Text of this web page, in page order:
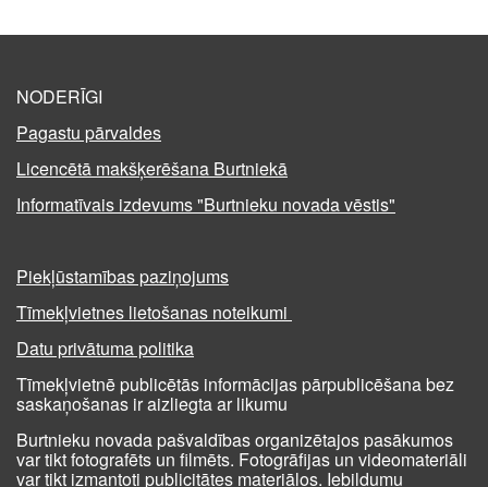
NODERĪGI
Pagastu pārvaldes
Licencētā makšķerēšana Burtniekā
Informatīvais izdevums "Burtnieku novada vēstis"
Piekļūstamības paziņojums
Tīmekļvietnes lietošanas noteikumi
Datu privātuma politika
Tīmekļvietnē publicētās informācijas pārpublicēšana bez
saskaņošanas ir aizliegta ar likumu
Burtnieku novada pašvaldības organizētajos pasākumos
var tikt fotografēts un filmēts. Fotogrāfijas un videomateriāli
var tikt izmantoti publicitātes materiālos. Iebildumu